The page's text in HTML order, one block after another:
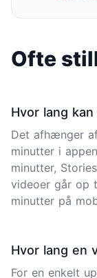
Ofte
Hvor lang
Det afhænger
minutter i
minutter,
videoer går op
minutter på
Hvor lang en
For en enkelt